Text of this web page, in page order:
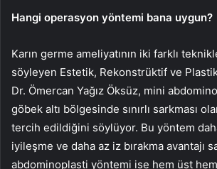
Hangi operasyon yöntemi bana uygun?
Karın germe ameliyatının iki farklı
söyleyen Estetik, Rekonstrüktif ve
Dr. Ömercan Yağız Öksüz, mini
göbek altı bölgesinde sınırlı sarkması
tercih edildiğini söylüyor. Bu yöntem
iyileşme ve daha az iz bırakma avantajı
abdominoplasti yöntemi ise hem üst hem